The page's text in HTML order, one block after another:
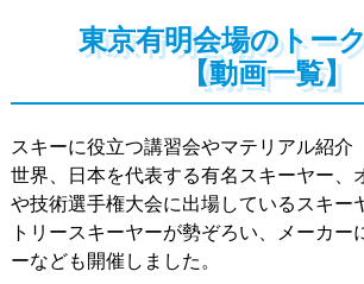
東京有明会場のトー
【動画一覧】
スキーに役立つ講習会やマテリアル紹介
世界、日本を代表する有名スキーヤー、
や技術選手権大会に出場しているスキー
トリースキーヤーが勢ぞろい、メーカー
ーなども開催しました。